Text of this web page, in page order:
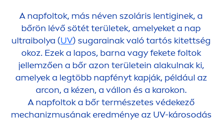
A napfoltok, más néven szoláris lentiginek, a
bőrön lévő sötét területek, amelyeket a nap
ultraibolya (UV) sugarainak való tartós kitettség
okoz. Ezek a lapos, barna vagy fekete foltok
jellemzően a bőr azon területein alakulnak ki,
amelyek a legtöbb napfényt kapják, például az
arcon, a kézen, a vállon és a karokon.
A napfoltok a bőr természetes védekező
mechanizmusának eredménye az UV-károsodás